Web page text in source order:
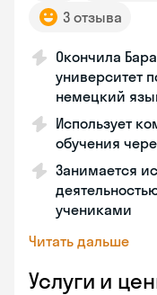
3 отзыва
Окончила
университет
немецкий
Использует
обучения
Занимается
учениками
Читать дальше
Услуги и